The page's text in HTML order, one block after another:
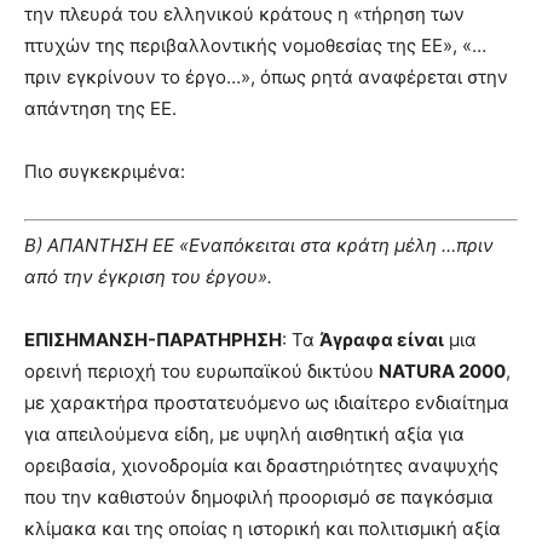
την πλευρά του ελληνικού κράτους η «τήρηση των
πτυχών της περιβαλλοντικής νομοθεσίας της ΕΕ», «…
πριν εγκρίνουν το έργο…», όπως ρητά αναφέρεται στην
απάντηση της ΕΕ.
Πιο συγκεκριμένα:
Β) ΑΠΑΝΤΗΣΗ ΕΕ «Εναπόκειται στα κράτη μέλη …πριν
από την έγκριση του έργου».
ΕΠΙΣΗΜΑΝΣΗ-ΠΑΡΑΤΗΡΗΣΗ: Τα Άγραφα είναι μια
ορεινή περιοχή του ευρωπαϊκού δικτύου NATURA 2000,
με χαρακτήρα προστατευόμενο ως ιδιαίτερο ενδιαίτημα
για απειλούμενα είδη, με υψηλή αισθητική αξία για
ορειβασία, χιονοδρομία και δραστηριότητες αναψυχής
που την καθιστούν δημοφιλή προορισμό σε παγκόσμια
κλίμακα και της οποίας η ιστορική και πολιτισμική αξία